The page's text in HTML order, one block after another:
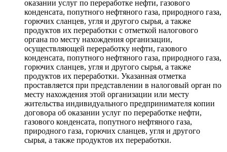
оказании услуг по переработке нефти, газового
конденсата, попутного нефтяного газа, природного газа,
горючих сланцев, угля и другого сырья, а также
продуктов их переработки с отметкой налогового
органа по месту нахождения организации,
осуществляющей переработку нефти, газового
конденсата, попутного нефтяного газа, природного газа,
горючих сланцев, угля и другого сырья, а также
продуктов их переработки. Указанная отметка
проставляется при представлении в налоговый орган по
месту нахождения этой организации или месту
жительства индивидуального предпринимателя копии
договора об оказании услуг по переработке нефти,
газового конденсата, попутного нефтяного газа,
природного газа, горючих сланцев, угля и другого
сырья, а также продуктов их переработки.